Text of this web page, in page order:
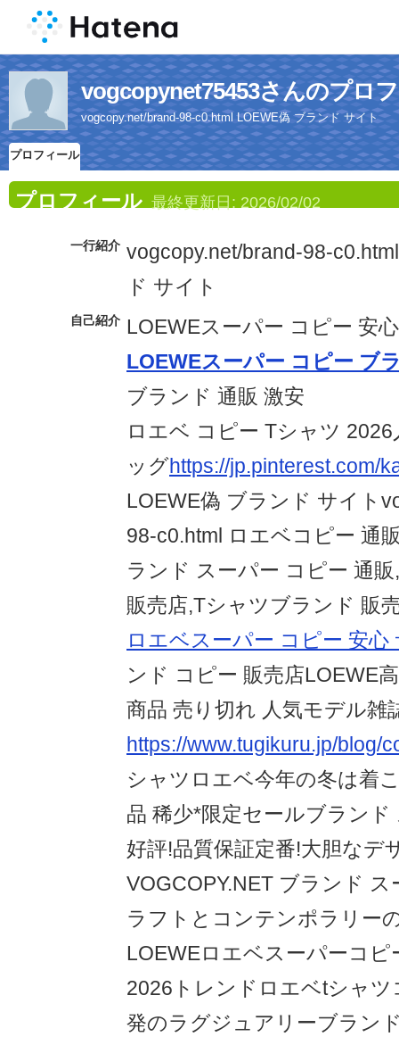
vogcopynet75453さんのプロ
vogcopy.net/brand-98-c0.html LOEWE偽 ブランド サイト
プロフィール
プロフィール 最終更新日: 2026/02/02
一行紹介 vogcopy.net/brand-98-
ド サイト
自己紹介 LOEWEスーパー コピー 安
LOEWEスーパー コピー ブ
ブランド 通販 激安
ロエベ コピー Tシャツ
ッグhttps://jp.pinterest.com/
LOEWE偽 ブランド サイト
98-c0.html ロエベコピー 通
ランド スーパー コピー 通
販売店,Tシャツブランド 販
ロエベスーパー コピー 安心
ンド コピー 販売店LOEWE
商品 売り切れ 人気モデル雑
https://www.tugikuru.jp/blog/
シャツロエベ今年の冬は着
品 稀少*限定セールブラン
好評!品質保証定番!大胆なデ
VOGCOPY.NET ブランド
ラフトとコンテンポラリー
LOEWEロエベスーパーコ
2026トレンドロエベtシャ
発のラグジュアリーブラン